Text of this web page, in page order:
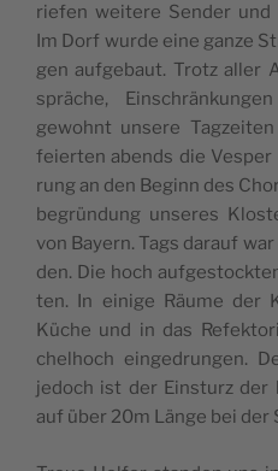
rie­fen wei­te­re Sen­der und
Im Dorf wur­de eine gan­ze
gen auf­ge­baut. Trotz aller
sprä­che,
gewohnt unse­re
fei­er­ten abends die Ves­per
rung an den Beginn des
be­grün­dung unse­res
von Bay­ern. Tags dar­auf
den. Die hoch
ten. In eini­ge Räu­me der
Küche und in das
chel­hoch ein­ge­drun­gen.
jedoch ist der Ein­sturz der
auf über 20m Län­ge bei